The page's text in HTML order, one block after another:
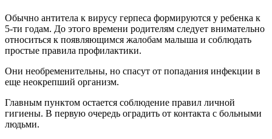
Обычно антитела к вирусу герпеса формируются у ребенка к
5-ти годам. До этого времени родителям следует внимательно
относиться к появляющимся жалобам малыша и соблюдать
простые правила профилактики.
Они необременительны, но спасут от попадания инфекции в
еще неокрепший организм.
Главным пунктом остается соблюдение правил личной
гигиены. В первую очередь оградить от контакта с больными
людьми.